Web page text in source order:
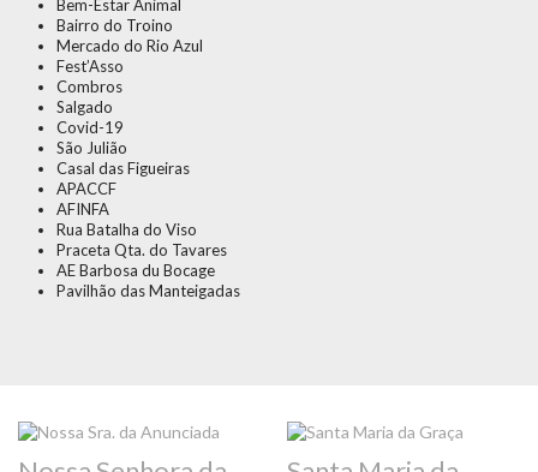
Bem-Estar Animal
Bairro do Troino
Mercado do Rio Azul
Fest’Asso
Combros
Salgado
Covid-19
São Julião
Casal das Figueiras
APACCF
AFINFA
Rua Batalha do Viso
Praceta Qta. do Tavares
AE Barbosa du Bocage
Pavilhão das Manteigadas